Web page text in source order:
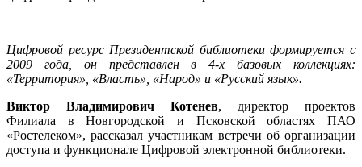
Цифровой ресурс Президентской библиотеки формируется с
2009 года, он представлен в 4-х базовых коллекциях:
«Территория», «Власть», «Народ» и «Русский язык».
Виктор Владимирович Котенев, директор проектов
Филиала в Новгородской и Псковской областях ПАО
«Ростелеком», рассказал участникам встречи об организации
доступа и функционале Цифровой электронной библиотеки.